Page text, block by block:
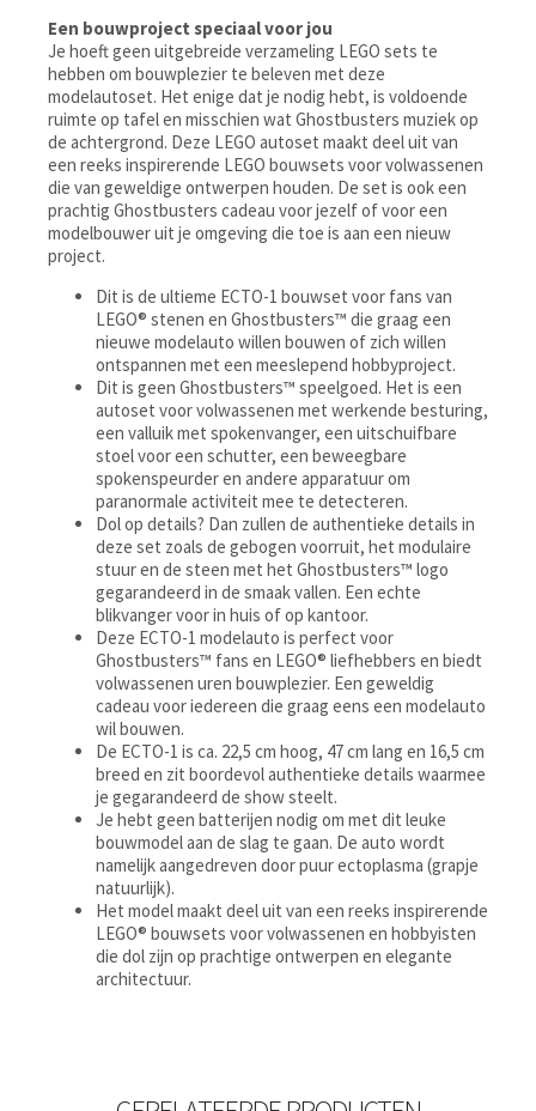
Een bouwproject speciaal voor jou
Je hoeft geen uitgebreide verzameling LEGO sets te
hebben om bouwplezier te beleven met deze
modelautoset. Het enige dat je nodig hebt, is voldoende
ruimte op tafel en misschien wat Ghostbusters muziek op
de achtergrond. Deze LEGO autoset maakt deel uit van
een reeks inspirerende LEGO bouwsets voor volwassenen
die van geweldige ontwerpen houden. De set is ook een
prachtig Ghostbusters cadeau voor jezelf of voor een
modelbouwer uit je omgeving die toe is aan een nieuw
project.
Dit is de ultieme ECTO-1 bouwset voor fans van
LEGO® stenen en Ghostbusters™ die graag een
nieuwe modelauto willen bouwen of zich willen
ontspannen met een meeslepend hobbyproject.
Dit is geen Ghostbusters™ speelgoed. Het is een
autoset voor volwassenen met werkende besturing,
een valluik met spokenvanger, een uitschuifbare
stoel voor een schutter, een beweegbare
spokenspeurder en andere apparatuur om
paranormale activiteit mee te detecteren.
Dol op details? Dan zullen de authentieke details in
deze set zoals de gebogen voorruit, het modulaire
stuur en de steen met het Ghostbusters™ logo
gegarandeerd in de smaak vallen. Een echte
blikvanger voor in huis of op kantoor.
Deze ECTO-1 modelauto is perfect voor
Ghostbusters™ fans en LEGO® liefhebbers en biedt
volwassenen uren bouwplezier. Een geweldig
cadeau voor iedereen die graag eens een modelauto
wil bouwen.
De ECTO-1 is ca. 22,5 cm hoog, 47 cm lang en 16,5 cm
breed en zit boordevol authentieke details waarmee
je gegarandeerd de show steelt.
Je hebt geen batterijen nodig om met dit leuke
bouwmodel aan de slag te gaan. De auto wordt
namelijk aangedreven door puur ectoplasma (grapje
natuurlijk).
Het model maakt deel uit van een reeks inspirerende
LEGO® bouwsets voor volwassenen en hobbyisten
die dol zijn op prachtige ontwerpen en elegante
architectuur.